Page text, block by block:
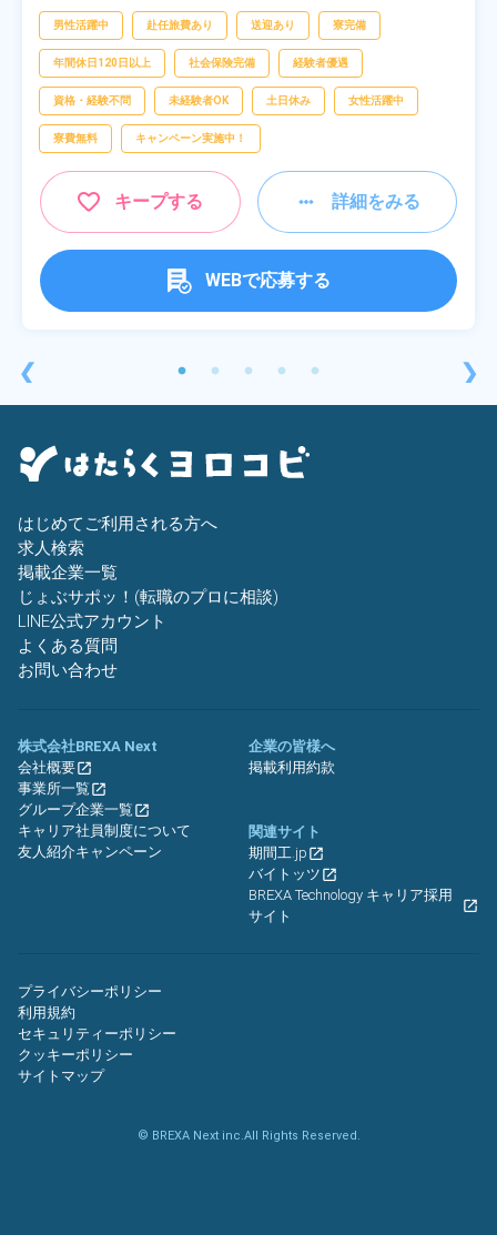
❮
男性活躍中 赴任旅費あり 送迎あり 寮完備
年間休日120日以上 社会保険完備 経験者優遇
資格・経験不問 未経験者OK 土日休み 女性活躍中
寮費無料 キャンペーン実施中！
キープする 詳細をみる
WEBで応募する
❯
はじめてご利用される方へ
求人検索
掲載企業一覧
じょぶサポッ！(転職のプロに相談)
LINE公式アカウント
よくある質問
お問い合わせ
株式会社BREXA Next
会社概要
事業所一覧
グループ企業一覧
キャリア社員制度について
友人紹介キャンペーン
企業の皆様へ
掲載利用約款
関連サイト
期間工.jp
バイトッツ
BREXA Technology キャリア採用
サイト
プライバシーポリシー
利用規約
セキュリティーポリシー
クッキーポリシー
サイトマップ
© BREXA Next inc.All Rights Reserved.